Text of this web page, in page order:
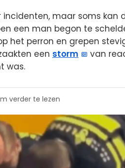
maar soms kan
een man begon te
het perron en grepen
een storm
van
was.
verder te lezen